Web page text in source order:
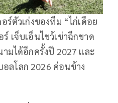
ร์ตัวเก่งของทีม “ไก่เดือย
เจ็บเอ็นไขว้เข่าฉีกขาด
ามได้อีกครั้งปี 2027 และ
ลโลก 2026 ค่อนข้าง